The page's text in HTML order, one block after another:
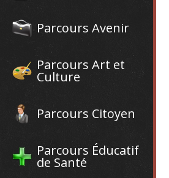
Parcours Avenir
Parcours Art et
Culture
Parcours Citoyen
Parcours Éducatif
de Santé